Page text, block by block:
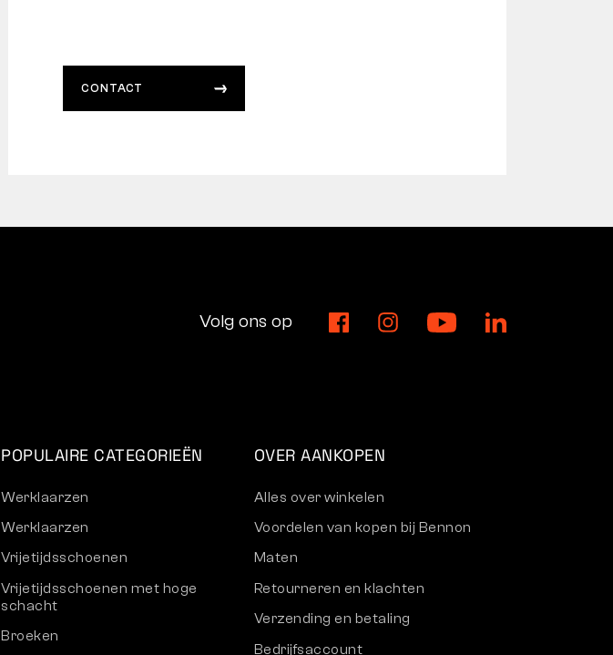
CONTACT
Volg ons op
POPULAIRE CATEGORIEËN
Werklaarzen
Werklaarzen
Vrijetijdsschoenen
Vrijetijdsschoenen met hoge
schacht
Broeken
OVER AANKOPEN
Alles over winkelen
Voordelen van kopen bij Bennon
Maten
Retourneren en klachten
Verzending en betaling
Bedrijfsaccount